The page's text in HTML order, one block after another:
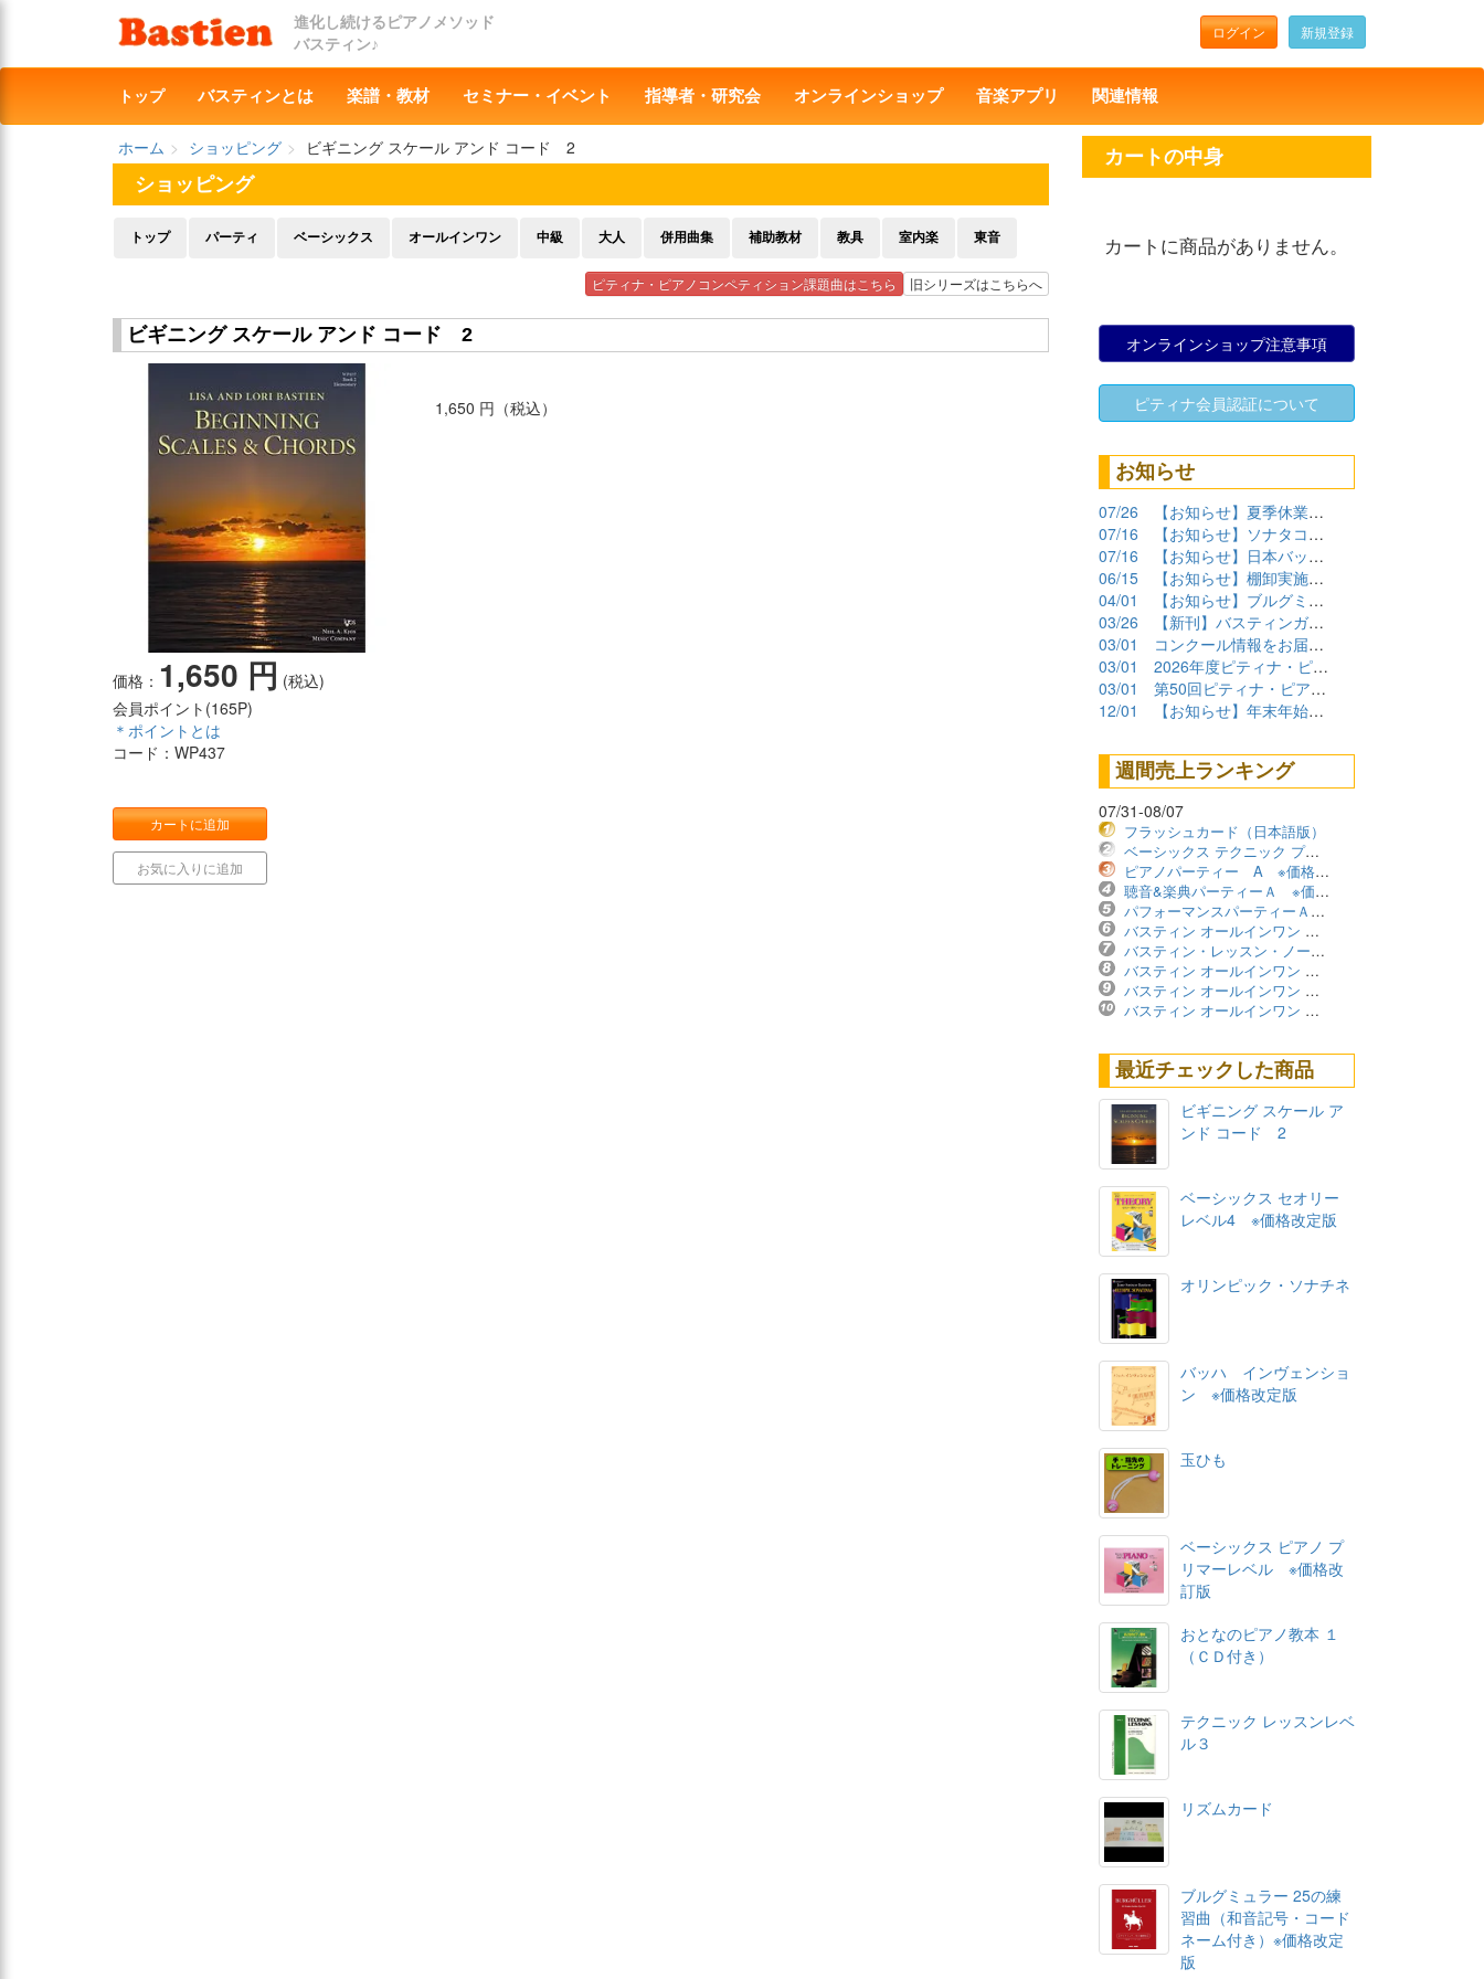
進化し続けるピアノメソッド
バスティン♪
ログイン 新規登録
トップ バスティンとは 楽譜・教材 セミナー・イベント 指導者・研究会 オンラインショップ 音楽アプリ 関連情報
ホーム ショッピング
ビギニング スケール アンド コード 2
ショッピング
トップ パーティ ベーシックス オールインワン 中級 大人 併用曲集 補助教材 教具 室内楽 東音
ピティナ・ピアノコンペティション課題曲はこちら 旧シリーズはこちらへ
ビギニング スケール アンド コード 2
価格： 1,650 円 (税込)
会員ポイント(165P)
＊ポイントとは
コード：WP437
カートに追加
お気に入りに追加
1,650 円（税込）
カートの中身
カートに商品がありません。
オンラインショップ注意事項
ピティナ会員認証について
お知らせ
07/26
【お知らせ】夏季休業期間について
07/16
【お知らせ】ソナタコンクール2026参加要項公開
07/16
【お知らせ】日本バッハコンクール2026参加要項公開
06/15
【お知らせ】棚卸実施に伴うショップ臨時休業について
04/01
【お知らせ】ブルグミュラーコンクール2026課題曲公開
03/26
【新刊】バスティンガイド再販しました！
03/01
コンクール情報をお届けします！（2026年度）
03/01
2026年度ピティナ・ピアノコンペティション課題曲商品
03/01
第50回ピティナ・ピアノコンペティション課題曲公開！
12/01
【お知らせ】年末年始の営業について
週間売上ランキング
07/31-08/07
フラッシュカード（日本語版）
ベーシックス テクニック プリマーレベル ※価格改定版
ピアノパーティー A ※価格改定版
聴音&楽典パーティーＡ ※価格改定版
パフォーマンスパーティーＡ ※価格改定版
バスティン オールインワン レベル1B ※価格改定版
バスティン・レッスン・ノート ※価格改定版
バスティン オールインワン レベル2B ※価格改定版
バスティン オールインワン レベル4A ※価格改定版
バスティン オールインワン レベル3B ※価格改定版
最近チェックした商品
ビギニング スケール ア
ンド コード 2
ベーシックス セオリー
レベル4 ※価格改定版
オリンピック・ソナチネ
バッハ インヴェンショ
ン ※価格改定版
玉ひも
ベーシックス ピアノ プ
リマーレベル ※価格改
訂版
おとなのピアノ教本 １
（ＣＤ付き）
テクニック レッスンレベ
ル３
リズムカード
ブルグミュラー 25の練
習曲（和音記号・コード
ネーム付き）※価格改定
版